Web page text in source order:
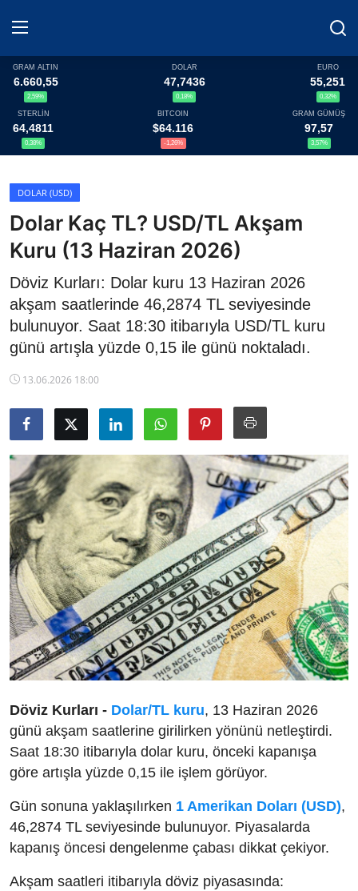
Haberler
Döviz
Altın Fiyatları
Döviz Kurları
Fonlar
Kripto Paralar
Çeviriciler
TCMB Kurları
Emtia Fiyatları
Kapalı Çarşı
Şirket Haberleri
GRAM ALTIN
6.660,55
2,59%
DOLAR
47,7436
0,18%
EURO
55,251
0,32%
STERLİN
64,4811
0,38%
BITCOIN
$64.116
-1,26%
GRAM GÜMÜŞ
97,57
3,57%
DOLAR (USD)
Dolar Kaç TL? USD/TL Akşam
Kuru (13 Haziran 2026)
Döviz Kurları: Dolar kuru 13 Haziran 2026
akşam saatlerinde 46,2874 TL seviyesinde
bulunuyor. Saat 18:30 itibarıyla USD/TL kuru
günü artışla yüzde 0,15 ile günü noktaladı.
13.06.2026 18:00
Döviz Kurları - Dolar/TL kuru, 13 Haziran 2026
günü akşam saatlerine girilirken yönünü netleştirdi.
Saat 18:30 itibarıyla dolar kuru, önceki kapanışa
göre artışla yüzde 0,15 ile işlem görüyor.
Gün sonuna yaklaşılırken 1 Amerikan Doları (USD),
46,2874 TL seviyesinde bulunuyor. Piyasalarda
kapanış öncesi dengelenme çabası dikkat çekiyor.
Akşam saatleri itibarıyla döviz piyasasında: